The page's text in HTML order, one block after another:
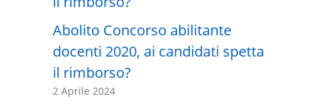
Abolito Concorso abilitante
docenti 2020, ai candidati spetta
il rimborso?
2 Aprile 2024